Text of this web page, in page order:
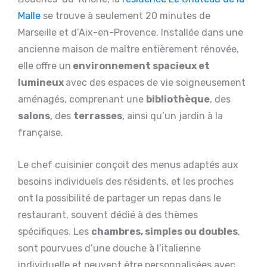
Malle se trouve à seulement 20 minutes de
Marseille et d’Aix-en-Provence. Installée dans une
ancienne maison de maître entièrement rénovée,
elle offre un environnement spacieux et
lumineux avec des espaces de vie soigneusement
aménagés, comprenant une bibliothèque, des
salons, des terrasses, ainsi qu’un jardin à la
française.
Le chef cuisinier conçoit des menus adaptés aux
besoins individuels des résidents, et les proches
ont la possibilité de partager un repas dans le
restaurant, souvent dédié à des thèmes
spécifiques. Les chambres, simples ou doubles,
sont pourvues d’une douche à l’italienne